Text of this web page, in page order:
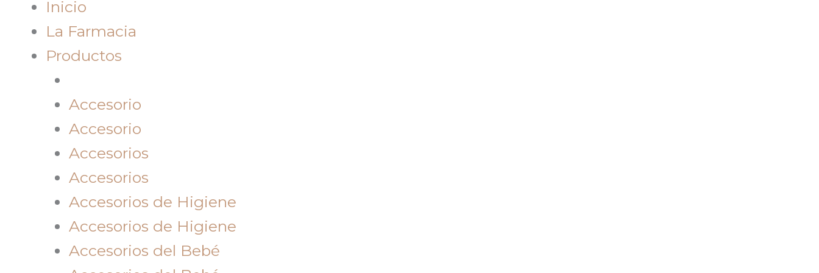
Inicio
La Farmacia
Productos
Accesorio
Accesorio
Accesorios
Accesorios
Accesorios de Higiene
Accesorios de Higiene
Accesorios del Bebé